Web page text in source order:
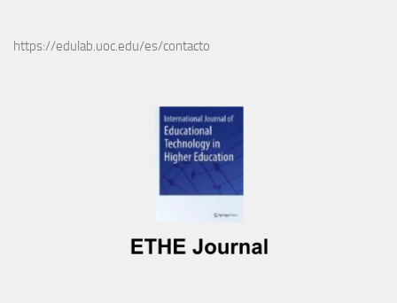
https://edulab.uoc.edu/es/contacto